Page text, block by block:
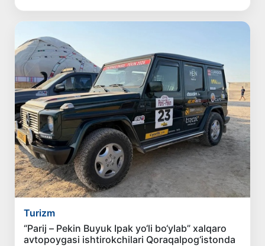
Turizm
“Parij – Pekin Buyuk Ipak yo‘li bo‘ylab” xalqaro
avtopoygasi ishtirokchilari Qoraqalpog‘istonda